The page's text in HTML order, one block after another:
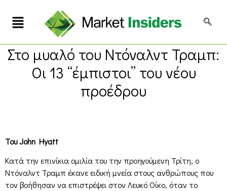
Στο μυαλό του Ντόναλντ Τραμπ:
Οι 13 “έμπιστοι” του νέου
προέδρου
Του John Hyatt
Κατά την επινίκια ομιλία του την προηγούμενη Τρίτη, ο
Ντόναλντ Τραμπ έκανε ειδική μνεία στους ανθρώπους που
τον βοήθησαν να επιστρέψει στον Λευκό Οίκο, όταν το